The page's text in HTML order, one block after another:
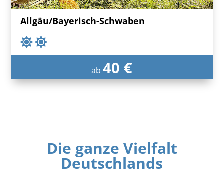
Allgäu/Bayerisch-Schwaben
ab 40 €
Die ganze Vielfalt
Deutschlands